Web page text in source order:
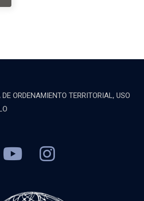
ORDENAMIENTO TERRITORIAL, USO